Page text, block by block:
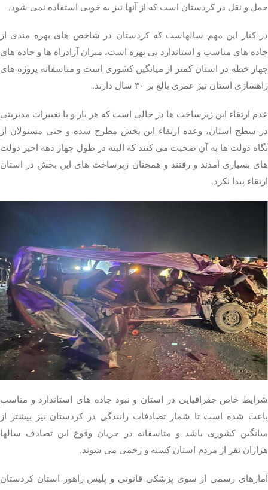
حمل و نقل در کردستان است که از آنها نیز به خوبی استفاده نمی شود.
در کنار این مهم سالهاست که کردستان در شاخص های بهره مندی از
جاده های مناسب و استاندارد بی بهره است، میزان آزادراه ها و جاده های
چهار خطه در استان کمتر از میانگین کشوری است و متاسفانه پروژه های
راهسازی استان نیز عمری بالغ بر ۳۰ سال دارند.
عدم ارتقاء این زیرساخت ها در حالی است که هر بار و با تغییرات مدیریتی
در سطح استان، وعده ارتقاء این بخش مطرح شده و حتی مسئولان از
نگاه دولت ها به آن صحبت می کنند که البته در طول چهار دهه اخیر دولت
های بسیاری آمدند و رفتند و همچنان زیرساخت های این بخش در استان
ارتقاء پیدا نکرد.
شرایط خاص جفرافیایی در استان و نبود جاده های استاندارد و مناسب
باعث شده است تا شمار تصادفات رانندگی در کردستان نیز بیشتر از
میانگین کشوری باشد و متاسفانه در جریان وقوع این تصادف سالها
هزاران نفر از مردم استان کشته و رخمی می شوند.
آمارهای رسمی از سوی پزشکی قانونی و پلیس راهور استان کردستان